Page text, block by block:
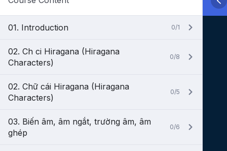
01. Introduction 0/1
02. Ch ci Hiragana (Hiragana
Characters)
0/8
02. Chữ cái Hiragana (Hiragana
Characters)
0/5
03. Biến âm, âm ngắt, trường âm, âm
ghép
0/6